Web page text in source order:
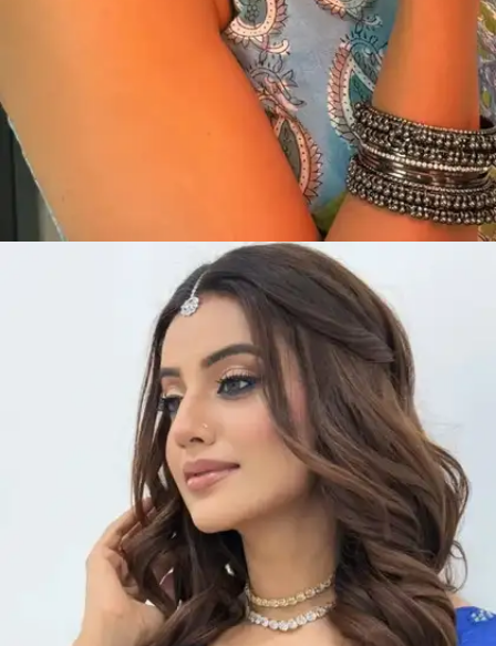
​अक्षरा को साड़ी में देख फैंस के दिलों की धड़कनें तेज हो
जाती है।​